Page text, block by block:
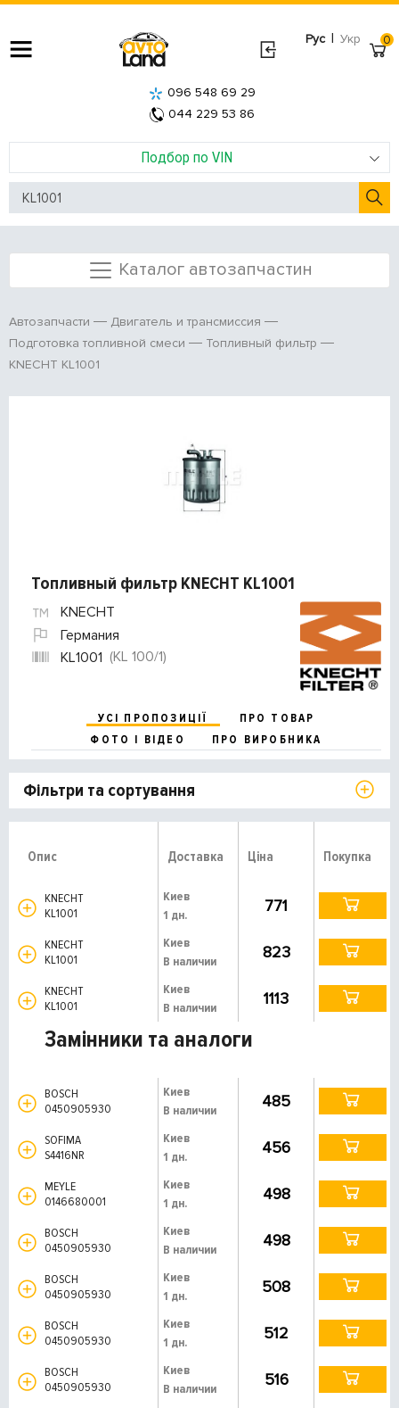
Рус | Укр
Подбор по VIN
096 548 69 29
044 229 53 86
0
Каталог автозапчастин
Автозапчасти
Двигатель и трансмиссия
Подготовка топливной смеси
Топливный фильтр
KNECHT KL1001
Топливный фильтр KNECHT KL1001
KNECHT
Германия
KL1001 (KL 100/1)
УСІ ПРОПОЗИЦІЇ
ПРО ТОВАР
ФОТО І ВІДЕО
ПРО ВИРОБНИКА
Фільтри та сортування
Опис Доставка Ціна Покупка
KNECHT
KL1001
Киев
1 дн.
771
KNECHT
KL1001
Киев
В наличии
823
KNECHT
KL1001
Киев
В наличии
1113
Замінники та аналоги
BOSCH
0450905930
Киев
В наличии
485
SOFIMA
S4416NR
Киев
1 дн.
456
MEYLE
0146680001
Киев
1 дн.
498
BOSCH
0450905930
Киев
В наличии
498
BOSCH
0450905930
Киев
1 дн.
508
BOSCH
0450905930
Киев
1 дн.
512
BOSCH
0450905930
Киев
В наличии
516